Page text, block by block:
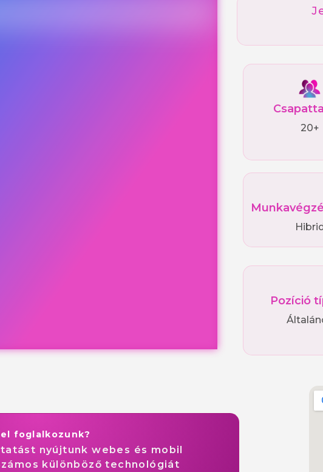
20+
Pozíció
foglalkozunk?
nyújtunk webes és mobil
különböző technológiát